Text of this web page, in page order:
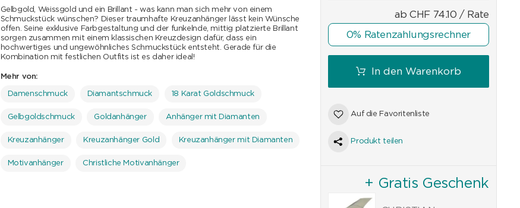
Gelbgold, Weissgold und ein Brillant - was kann man sich mehr von einem
Schmuckstück wünschen? Dieser traumhafte Kreuzanhänger lässt kein Wünsche
offen. Seine exklusive Farbgestaltung und der funkelnde, mittig platzierte Brillant
sorgen zusammen mit einem klassischen Kreuzdesign dafür, dass ein
hochwertiges und ungewöhnliches Schmuckstück entsteht. Gerade für die
Kombination mit festlichen Outfits ist es daher ideal!
Mehr von:
Damenschmuck Diamantschmuck 18 Karat Goldschmuck
Gelbgoldschmuck Goldanhänger Anhänger mit Diamanten
Kreuzanhänger Kreuzanhänger Gold Kreuzanhänger mit Diamanten
Motivanhänger Christliche Motivanhänger
abCHF 74.10 / Rate
0% Ratenzahlungsrechner
In den Warenkorb
Auf die Favoritenliste
Produkt teilen
+ Gratis Geschenk